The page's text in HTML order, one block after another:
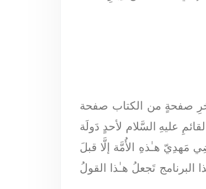
سنة 1428 للهجرة/ قُم المقدَّسة/ في آخرِ صفحةٍ من الكتاب صفحة
عليهِ السَّلام لأحدٍ دَولَة
مَهدِيّ هـٰذهِ الأُمَّة إلَّا قبلَ
البرنامج تَجعلُ هـٰذا القولُ